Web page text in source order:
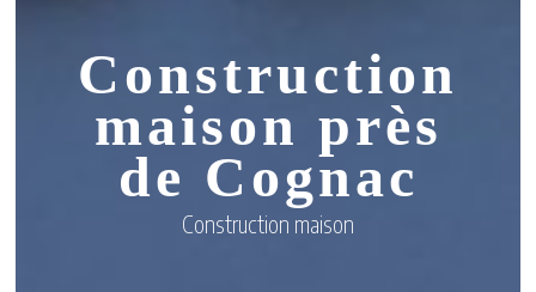
Construction
maison près
de Cognac
Construction maison